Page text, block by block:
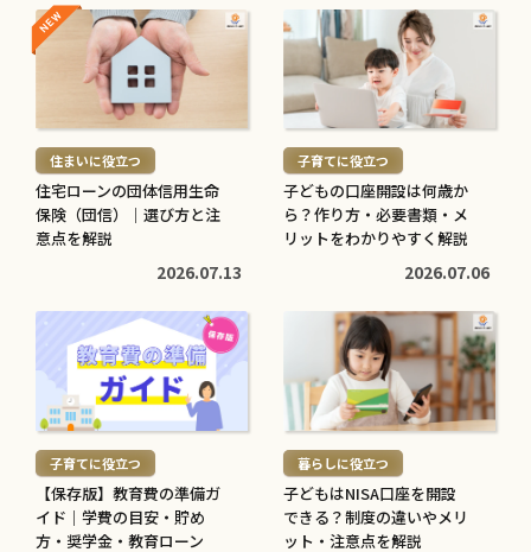
続
き
む
>
NEW
NEW
住まいに役立つ
住宅ローンの団体信用生命
保険（団信）｜選び方と注
意点を解説
2026.07.13
続
き
を
読
む
> 子育てに役立つ
子どもの口座開設は何歳か
ら？作り方・必要書類・メ
リットをわかりやすく解説
2026.07.06
を
読
む
> 子育てに役立つ
【保存版】教育費の準備ガ
イド｜学費の目安・貯め
方・奨学金・教育ローン
を
読
む
> 暮らしに役立つ
子どもはNISA口座を開設
できる？制度の違いやメリ
ット・注意点を解説